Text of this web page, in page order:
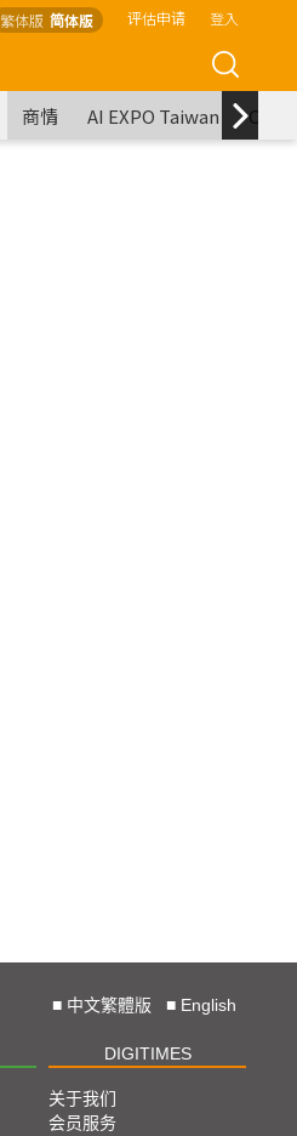
繁体版 简体版 评估申请 登入
商情 AI EXPO Taiwan
■ 中文繁體版 ■ English
DIGITIMES
关于我们
会员服务